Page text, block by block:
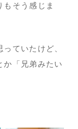
そう感じま
ていたけど、
か「兄弟みたい